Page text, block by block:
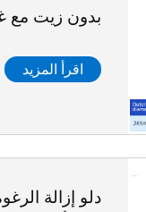
بدون زيت مع
اقرأ المزيد
دلو إزالة